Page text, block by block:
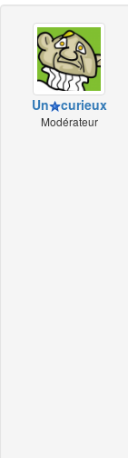
Un curieux
Modérateur